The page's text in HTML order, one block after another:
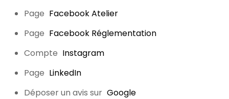
Page Facebook Atelier
Page Facebook Réglementation
Compte Instagram
Page LinkedIn
Déposer un avis sur Google